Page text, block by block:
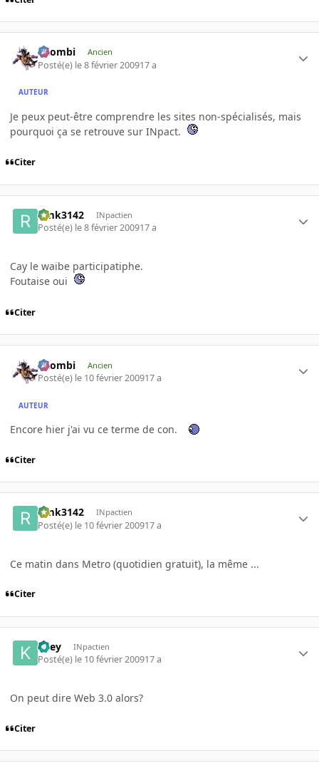
XZombi Ancien
Posté(e) le 8 février 200917 a
AUTEUR
Je peux peut-être comprendre les sites non-spécialisés, mais
pourquoi ça se retrouve sur INpact.
Citer
rimk3142 INpactien
Posté(e) le 8 février 200917 a
Cay le waibe participatiphe.
Foutaise oui
Citer
XZombi Ancien
Posté(e) le 10 février 200917 a
AUTEUR
Encore hier j'ai vu ce terme de con.
Citer
rimk3142 INpactien
Posté(e) le 10 février 200917 a
Ce matin dans Metro (quotidien gratuit), la même ...
Citer
Kiley INpactien
Posté(e) le 10 février 200917 a
On peut dire Web 3.0 alors?
Citer